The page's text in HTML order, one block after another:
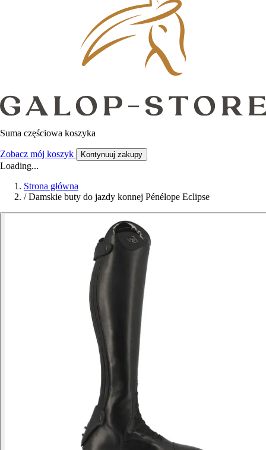
Suma częściowa koszyka
Zobacz mój koszyk Kontynuuj zakupy
Loading...
Strona główna
/ Damskie buty do jazdy konnej Pénélope Eclipse